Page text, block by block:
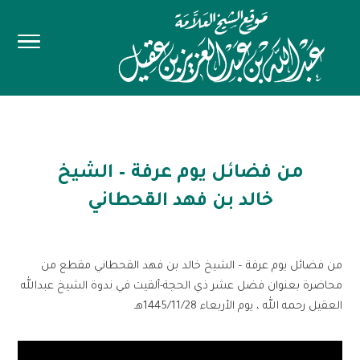
من فضائل يوم عرفة – الشيخ
خالد بن فهد القحطاني
من فضائل يوم عرفة – الشيخ خالد بن فهد القحطاني مقطع من
محاضرة بعنوان فضل عشر ذي الحجة-ألقيت في ندوة الشيخ عبدالله
العقيل رحمه الله ، يوم الأربعاء 1445/11/28هـ